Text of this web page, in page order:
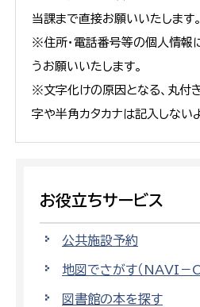
当課まで直接お願いいたします。
※住所・電話番号等の個人情報
うお願いいたします。
※文字化けの原因となる、丸付
字や半角カタカナは記入しない
お役立ちサービス
公共施設予約
地図でさがす（NAVI－O
図書館の本を探す